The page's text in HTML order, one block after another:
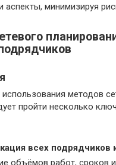
аспекты, минимизируя
методов
пройти несколько
всех подрядчиков
объёмов работ, сроков